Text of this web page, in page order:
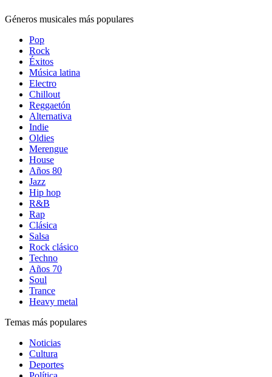
Géneros musicales más populares
Pop
Rock
Éxitos
Música latina
Electro
Chillout
Reggaetón
Alternativa
Indie
Oldies
Merengue
House
Años 80
Jazz
Hip hop
R&B
Rap
Clásica
Salsa
Rock clásico
Techno
Años 70
Soul
Trance
Heavy metal
Temas más populares
Noticias
Cultura
Deportes